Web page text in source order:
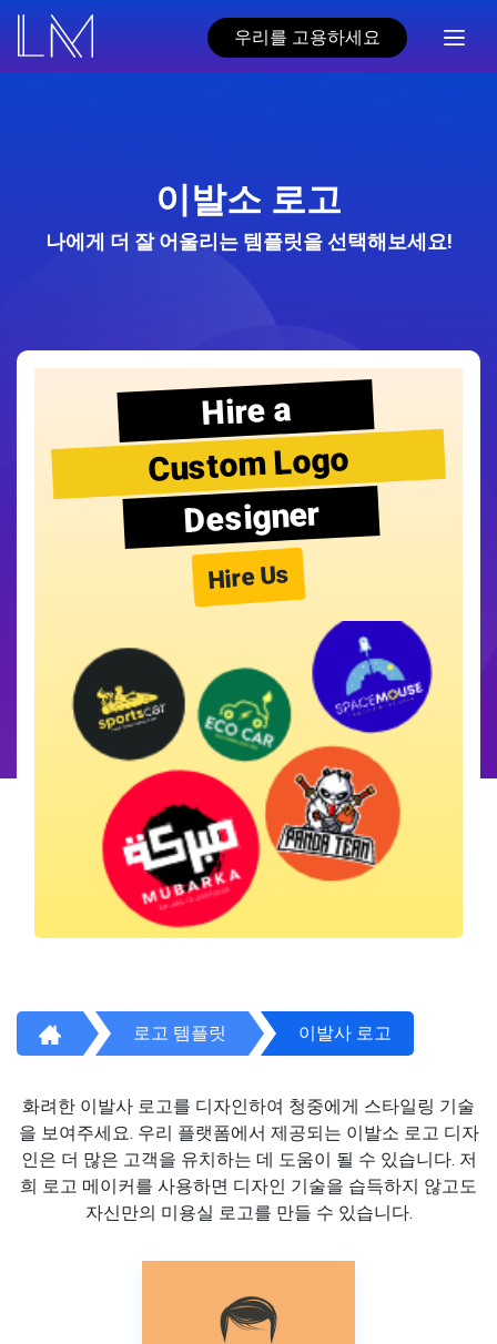
우리를 고용하세요
이발소 로고
나에게 더 잘 어울리는 템플릿을 선택해보세요!
Hire a
Custom Logo
Designer
Hire Us
로고 템플릿 이발사 로고
화려한 이발사 로고를 디자인하여 청중에게 스타일링 기술
을 보여주세요. 우리 플랫폼에서 제공되는 이발소 로고 디자
인은 더 많은 고객을 유치하는 데 도움이 될 수 있습니다. 저
희 로고 메이커를 사용하면 디자인 기술을 습득하지 않고도
자신만의 미용실 로고를 만들 수 있습니다.